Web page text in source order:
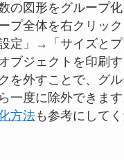
の図形をグループ
プ全体を右クリッ
定」→「サイズと
ブジェクトを印刷す
を外すことで、グ
一度に除外できます
方法も参考にしてく